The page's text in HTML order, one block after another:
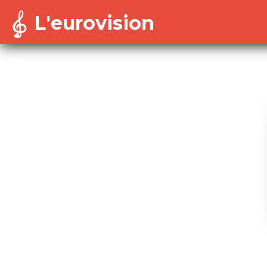
Warning
: Cannot modify header information -
/home/dekoh/eurovision/includes/session-
L'eurovision